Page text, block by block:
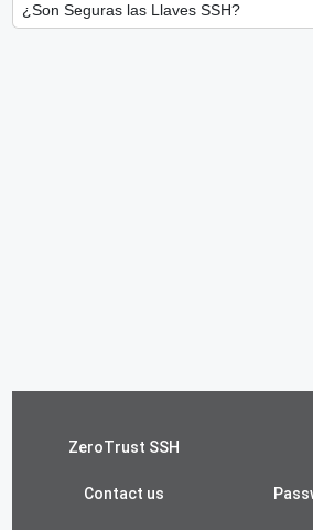
¿Son Seguras las Llaves SSH?
ZeroTrust SSH
Contact us